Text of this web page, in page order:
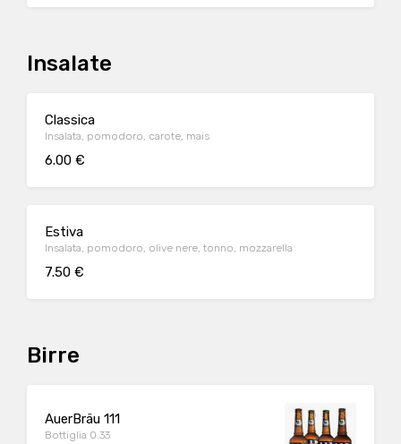
Insalate
Classica
Insalata, pomodoro, carote, mais
6.00 €
Estiva
Insalata, pomodoro, olive nere, tonno, mozzarella
7.50 €
Birre
AuerBräu 111
Bottiglia 0.33